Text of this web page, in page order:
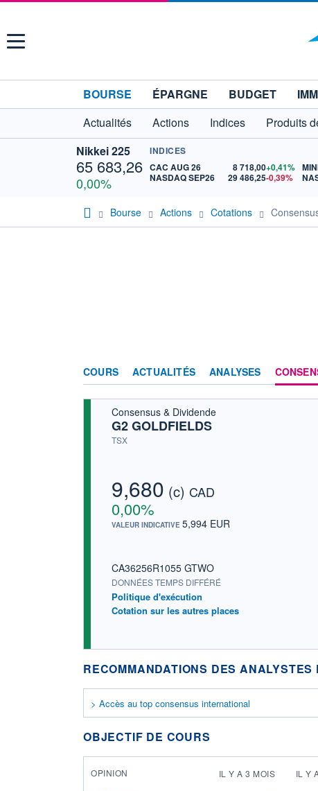
Menu
BOURSE ÉPARGNE BUDGET
Actualités
Actions Indices Produits
Nikkei 225
65 683,26
0,00%
INDICES
CAC AUG 26
8 718,00+0,41%
NASDAQ SEP26
29 486,25-0,39%
Bourse Actions Cotations
COURS ACTUALITÉS ANALYSES
Consensus & Dividende
G2 GOLDFIELDS
TSX
9,680 (c) CAD
0,00%
VALEUR INDICATIVE 5,994 EUR
CA36256R1055 GTWO
DONNÉES TEMPS DIFFÉRÉ
Politique d'exécution
Cotation sur les autres places
RECOMMANDATIONS DES ANALYSTES
> Accès au top consensus international
OBJECTIF DE COURS
OPINION IL Y A 3 MOIS IL Y